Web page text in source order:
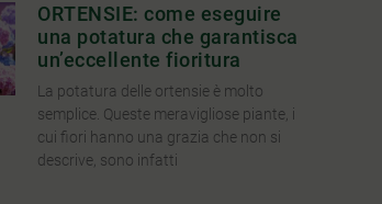
ORTENSIE: come eseguire
una potatura che garantisca
un’eccellente fioritura
La potatura delle ortensie è molto
semplice. Queste meravigliose piante, i
cui fiori hanno una grazia che non si
descrive, sono infatti